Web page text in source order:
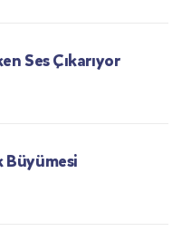
Ses Çıkarıyor
Büyümesi